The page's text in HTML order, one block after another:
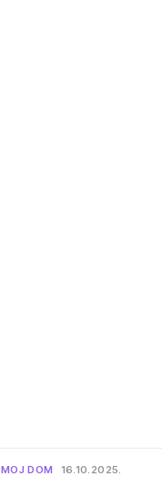
MOJ DOM 16.10.2025.